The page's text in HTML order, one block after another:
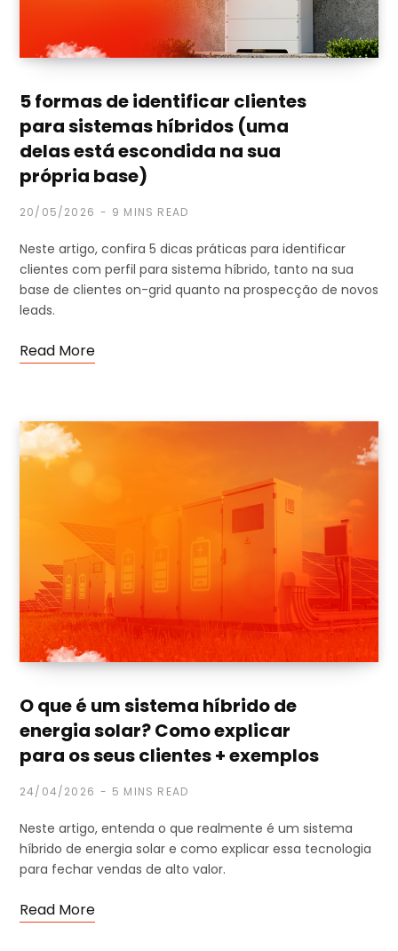
5 formas de identificar clientes
para sistemas híbridos (uma
delas está escondida na sua
própria base)
20/05/2026 9 MINS READ
Neste artigo, confira 5 dicas práticas para identificar
clientes com perfil para sistema híbrido, tanto na sua
base de clientes on-grid quanto na prospecção de novos
leads.
Read More
O que é um sistema híbrido de
energia solar? Como explicar
para os seus clientes + exemplos
24/04/2026 5 MINS READ
Neste artigo, entenda o que realmente é um sistema
híbrido de energia solar e como explicar essa tecnologia
para fechar vendas de alto valor.
Read More